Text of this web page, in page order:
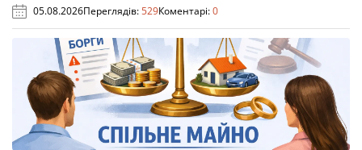
05.08.2026Переглядів:529Коментарі:0